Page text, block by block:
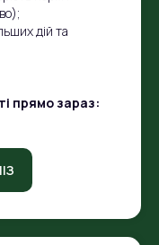
дій та
прямо зараз: